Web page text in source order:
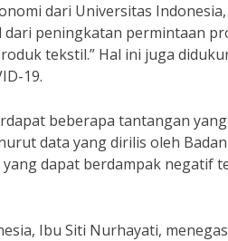
dari Universitas
dari peningkatan permintaan
tekstil.” Hal ini juga
19.
beberapa tantangan
data yang dirilis oleh
dapat berdampak negatif
Ibu Siti Nurhayati,